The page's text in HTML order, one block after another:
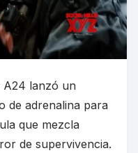
A24 lanzó un
de adrenalina para
que mezcla
de supervivencia.